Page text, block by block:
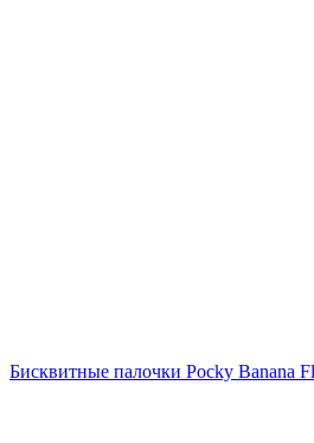
Бисквитные палочки Pocky Banana